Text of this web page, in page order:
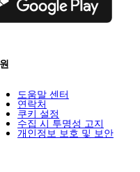
도움말 센터
연락처
쿠키 설정
수집 시 투명성 고지
개인정보 보호 및 보안